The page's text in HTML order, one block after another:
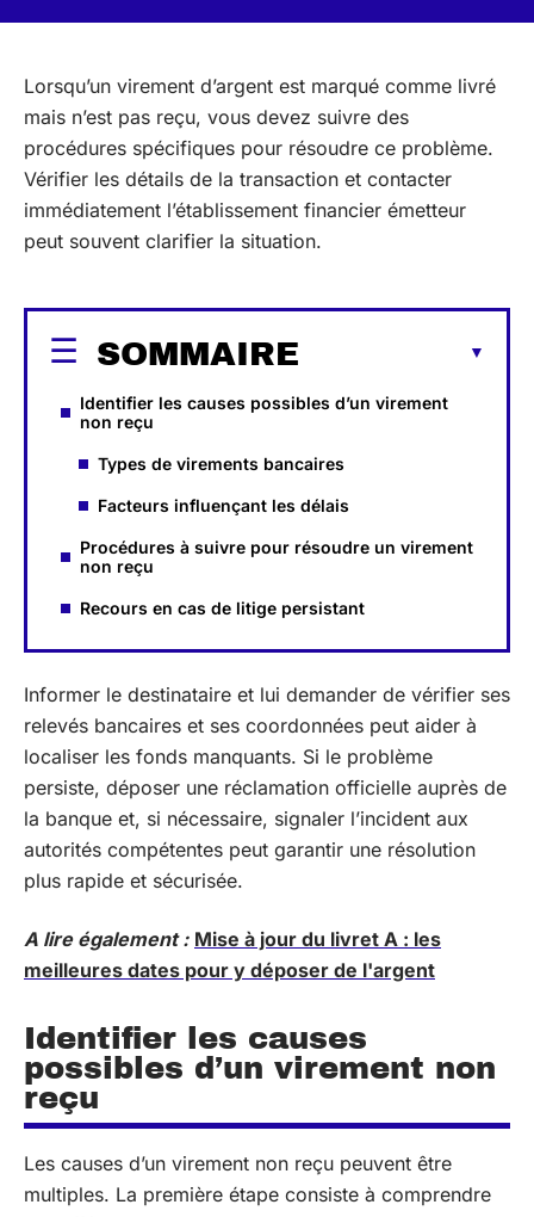
Lorsqu’un virement d’argent est marqué comme livré
mais n’est pas reçu, vous devez suivre des
procédures spécifiques pour résoudre ce problème.
Vérifier les détails de la transaction et contacter
immédiatement l’établissement financier émetteur
peut souvent clarifier la situation.
SOMMAIRE
Identifier les causes possibles d’un virement
non reçu
Types de virements bancaires
Facteurs influençant les délais
Procédures à suivre pour résoudre un virement
non reçu
Recours en cas de litige persistant
Informer le destinataire et lui demander de vérifier ses
relevés bancaires et ses coordonnées peut aider à
localiser les fonds manquants. Si le problème
persiste, déposer une réclamation officielle auprès de
la banque et, si nécessaire, signaler l’incident aux
autorités compétentes peut garantir une résolution
plus rapide et sécurisée.
A lire également : Mise à jour du livret A : les
meilleures dates pour y déposer de l'argent
Identifier les causes
possibles d’un virement non
reçu
Les causes d’un virement non reçu peuvent être
multiples. La première étape consiste à comprendre